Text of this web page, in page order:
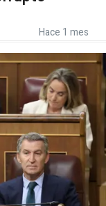
Hace 1 mes